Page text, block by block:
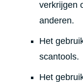
verkrijgen
anderen.
Het
scantools.
Het